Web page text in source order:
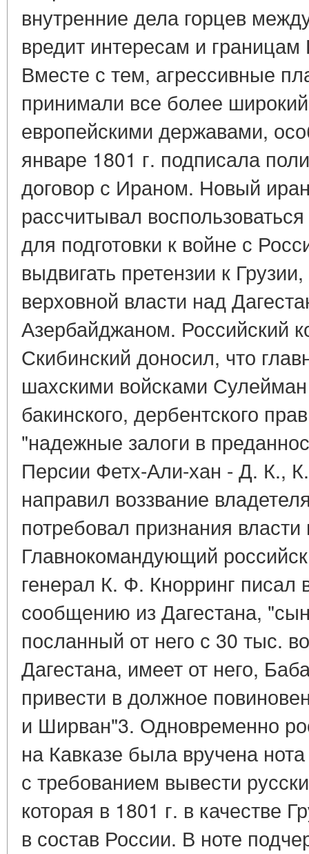
внутренние дела горцев
вредит интересам и границам
Вместе с тем, агрессивные
принимали все более
европейскими державами,
январе 1801 г. подписала
договор с Ираном. Новый
рассчитывал
для подготовки к войне с
выдвигать претензии к
верховной власти над
Азербайджаном. Российский
Скибинский доносил, что
шахскими войсками
бакинского, дербентского
"надежные залоги в
Персии Фетх-Али-хан - Д. К.,
направил воззвание
потребовал признания
Главнокомандующий
генерал К. Ф. Кнорринг писал
сообщению из Дагестана,
посланный от него с 30 тыс.
Дагестана, имеет от него,
привести в должное
и Ширван"3. Одновременно
на Кавказе была вручена
с требованием вывести
которая в 1801 г. в качестве
в состав России. В ноте